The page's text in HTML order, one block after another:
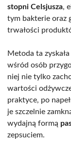
stopni Celsjusza,
tym bakterie oraz
trwałości
Metoda ta
wśród osób
niej nie tylko
wartości
praktyce, po
je szczelnie
wydajną formą
zepsuciem.